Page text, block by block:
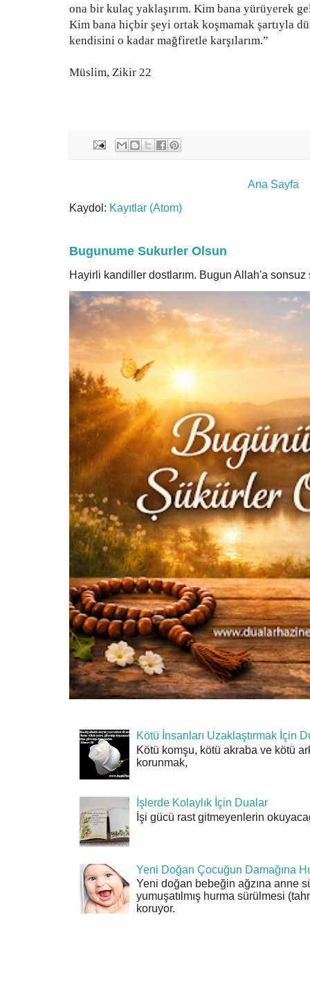
ona bir kulaç yaklaşırım. Kim bana yürüyerek
Kim bana hiçbir şeyi ortak koşmamak şartıyla
kendisini o kadar mağfiretle karşılarım.”
Müslim, Zikir 22
Ana Sayfa
Kaydol: Kayıtlar (Atom)
Bugunume Sukurler Olsun
Hayirli kandiller dostlarım. Bugun Allah'a
Kötü İnsanları Uzaklaştırmak İçin
Kötü komşu, kötü akraba ve kötü
korunmak,
İşlerde Kolaylık İçin Dualar
İşi gücü rast gitmeyenlerin
Yeni Doğan Çocuğun Damağına
Yeni doğan bebeğin ağzına anne
yumuşatılmış hurma sürülmesi
koruyor.